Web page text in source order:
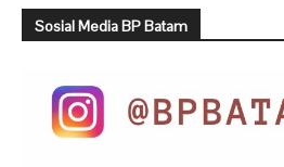
Sosial Media BP Batam